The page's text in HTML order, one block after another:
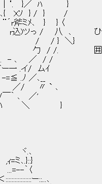
}／ ﾊ }
{ Ｘｿ } / } /
ミﾒ､ } } 〈
/ 八 ､ ひぇぇっ！
＼}
れてしまい
､ ／ / /
/ ムｲ
､__
/ 〃 ` ､
､ ／'
ﾊ ＼ }
::...､